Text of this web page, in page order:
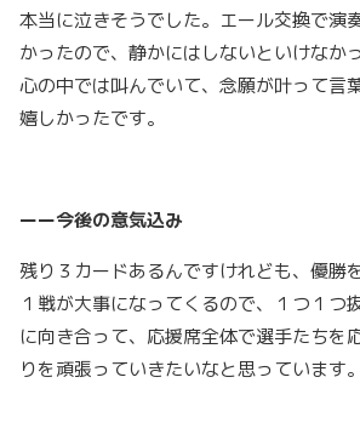
本当に泣きそうでした。エール交換で演
かったので、静かにはしないといけなか
心の中では叫んでいて、念願が叶って言
嬉しかったです。
ーー今後の意気込み
残り３カードあるんですけれども、優勝
１戦が大事になってくるので、１つ１つ
に向き合って、応援席全体で選手たちを
りを頑張っていきたいなと思っています。